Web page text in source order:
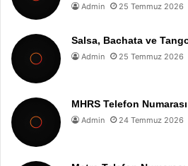
Admin 25 Temmuz 2026
Salsa, Bachata ve
Admin 25 Temmuz 2026
MHRS Telefon
Admin 24 Temmuz 2026